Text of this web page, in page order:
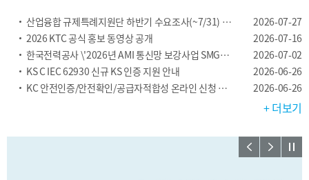
산업융합 규제특례지원단 하반기 수요조사(~7/31) 기간 연장
2026-07-27
2026 KTC 공식 홍보 동영상 공개
2026-07-16
한국전력공사 \'2026년 AMI 통신망 보강사업 SMGW-C(H...
2026-07-02
KS C IEC 62930 신규 KS 인증 지원 안내
2026-06-26
KC 안전인증/안전확인/공급자적합성 온라인 신청 가이드 및 서류...
2026-06-26
+ 더보기